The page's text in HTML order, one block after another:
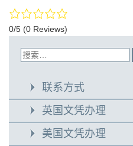
0/5 (0 Reviews)
联系方式
英国文凭办理
美国文凭办理